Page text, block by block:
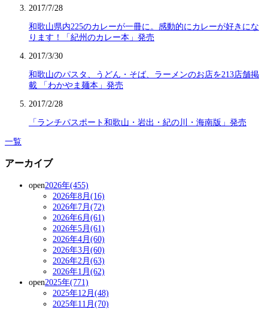
2017/7/28
和歌山県内225のカレーが一冊に。感動的にカレーが好きにな
ります！「紀州のカレー本」発売
2017/3/30
和歌山のパスタ、うどん・そば、ラーメンのお店を213店舗掲
載 「わかやま麺本」発売
2017/2/28
「ランチパスポート和歌山・岩出・紀の川・海南版」発売
一覧
アーカイブ
open2026年(455)
2026年8月(16)
2026年7月(72)
2026年6月(61)
2026年5月(61)
2026年4月(60)
2026年3月(60)
2026年2月(63)
2026年1月(62)
open2025年(771)
2025年12月(48)
2025年11月(70)